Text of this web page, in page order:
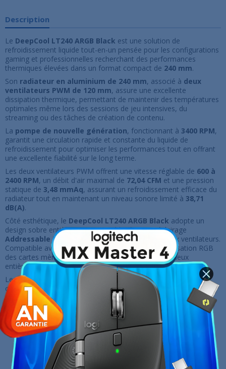
Description
Le DeepCool LT240 ARGB Black est une solution de
refroidissement liquide tout-en-un pensée pour les configurations
gaming et professionnelles recherchant des performances
thermiques élevées dans un format compact de 240 mm.
Son radiateur en aluminium de 240 mm, associé à deux
ventilateurs PWM de 120 mm, assure une excellente
dissipation thermique, permettant de maintenir des températures
optimales même lors des sessions de jeu intensives, du
streaming ou des tâches de création de contenu.
La pompe de nouvelle génération, fonctionnant à 3400 RPM,
garantit une circulation rapide et constante du liquide de
refroidissement pour optimiser les performances tout en offrant
une excellente fiabilité sur le long terme.
Les deux ventilateurs PWM offrent une vitesse réglable de 600 à
2400 RPM, un débit d'air maximal de 72,04 CFM et une pression
statique de 3,48 mmAq, assurant un refroidissement efficace du
radiateur tout en maintenant un niveau sonore limité à 38,71
dB(A).
Côté esthétique, le DeepCool LT240 ARGB Black adopte un
design sobre entièrement noir, sublimé par un éclairage
Addressable RGB (ARGB)intégré à la pompe et aux ventilateurs.
Compatible avec les principaux logiciels de synchronisation RGB
des cartes mères, il permet de créer des effets lumineux
entièrement personnalisables.
Les ventilateurs sont équipés de
roulements Hydro Bearing,
offrant un fonctionnement silencieux, une excellente stabilité et
une longue durée de vie.
Caractéristiques principales
Watercooling AIO haute performance240 mm
Design élégant entièrement noir
Radiateur en aluminium de282 × 120 × 27 mm
Pompe haute performance à
Deux ventilateurs PWM